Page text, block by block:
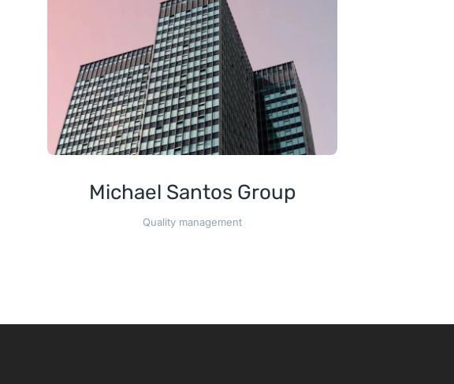
Michael Santos Group
Quality management